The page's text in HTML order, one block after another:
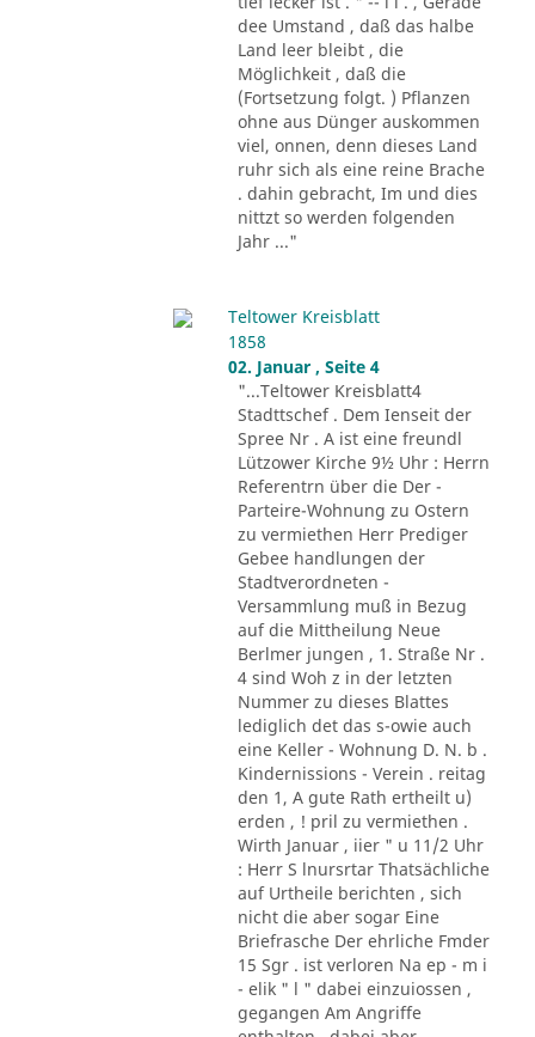
dee Umstand , daß das halbe
Land leer bleibt , die
Möglichkeit , daß die
(Fortsetzung folgt. ) Pflanzen
ohne aus Dünger auskommen
viel, onnen, denn dieses Land
ruhr sich als eine reine Brache
. dahin gebracht, Im und dies
nittzt so werden folgenden
Jahr ..."
Teltower Kreisblatt
1858
02. Januar , Seite 4
"...Teltower Kreisblatt4
Stadttschef . Dem Ienseit der
Spree Nr . A ist eine freundl
Lützower Kirche 9½ Uhr : Herrn
Referentrn über die Der -
Parteire-Wohnung zu Ostern
zu vermiethen Herr Prediger
Gebee handlungen der
Stadtverordneten -
Versammlung muß in Bezug
auf die Mittheilung Neue
Berlmer jungen , 1. Straße Nr .
4 sind Woh z in der letzten
Nummer zu dieses Blattes
lediglich det das s-owie auch
eine Keller - Wohnung D. N. b .
Kindernissions - Verein . reitag
den 1, A gute Rath ertheilt u)
erden , ! pril zu vermiethen .
Wirth Januar , iier " u 11/2 Uhr
: Herr S lnursrtar Thatsächliche
auf Urtheile berichten , sich
nicht die aber sogar Eine
Briefrasche Der ehrliche Fmder
15 Sgr . ist verloren Na ep - m i
- elik " l " dabei einzuiossen ,
gegangen Am Angriffe